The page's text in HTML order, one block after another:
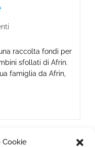
Cookie
raccolta fondi per
sfollati di Afrin.
famiglia da Afrin,